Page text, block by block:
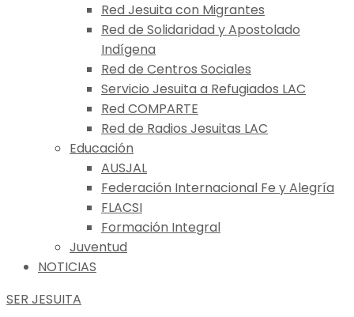
Red Jesuita con Migrantes
Red de Solidaridad y Apostolado
Indígena
Red de Centros Sociales
Servicio Jesuita a Refugiados LAC
Red COMPARTE
Red de Radios Jesuitas LAC
Educación
AUSJAL
Federación Internacional Fe y Alegría
FLACSI
Formación Integral
Juventud
NOTICIAS
SER JESUITA